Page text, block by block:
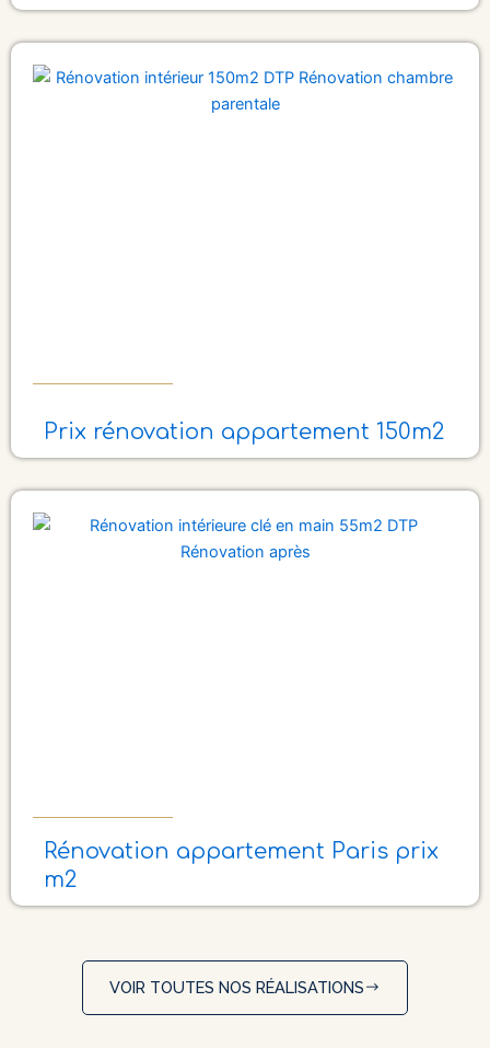
Prix rénovation appartement 150m2
Rénovation appartement Paris prix
m2
VOIR TOUTES NOS RÉALISATIONS